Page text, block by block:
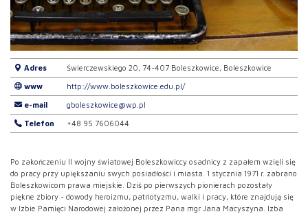
Adres Świerczewskiego 20, 74-407 Boleszkowice, Boleszkowice
www http://www.boleszkowice.edu.pl/
e-mail gboleszkowice@wp.pl
Telefon +48 95 7606044
Po zakończeniu II wojny światowej Boleszkowiccy osadnicy z zapałem wzięli się
do pracy przy upiększaniu swych posiadłości i miasta. 1 stycznia 1971 r. zabrano
Boleszkowicom prawa miejskie. Dziś po pierwszych pionierach pozostały
piękne zbiory - dowody heroizmu, patriotyzmu, walki i pracy, które znajdują się
w Izbie Pamięci Narodowej założonej przez Pana mgr Jana Macyszyna. Izba